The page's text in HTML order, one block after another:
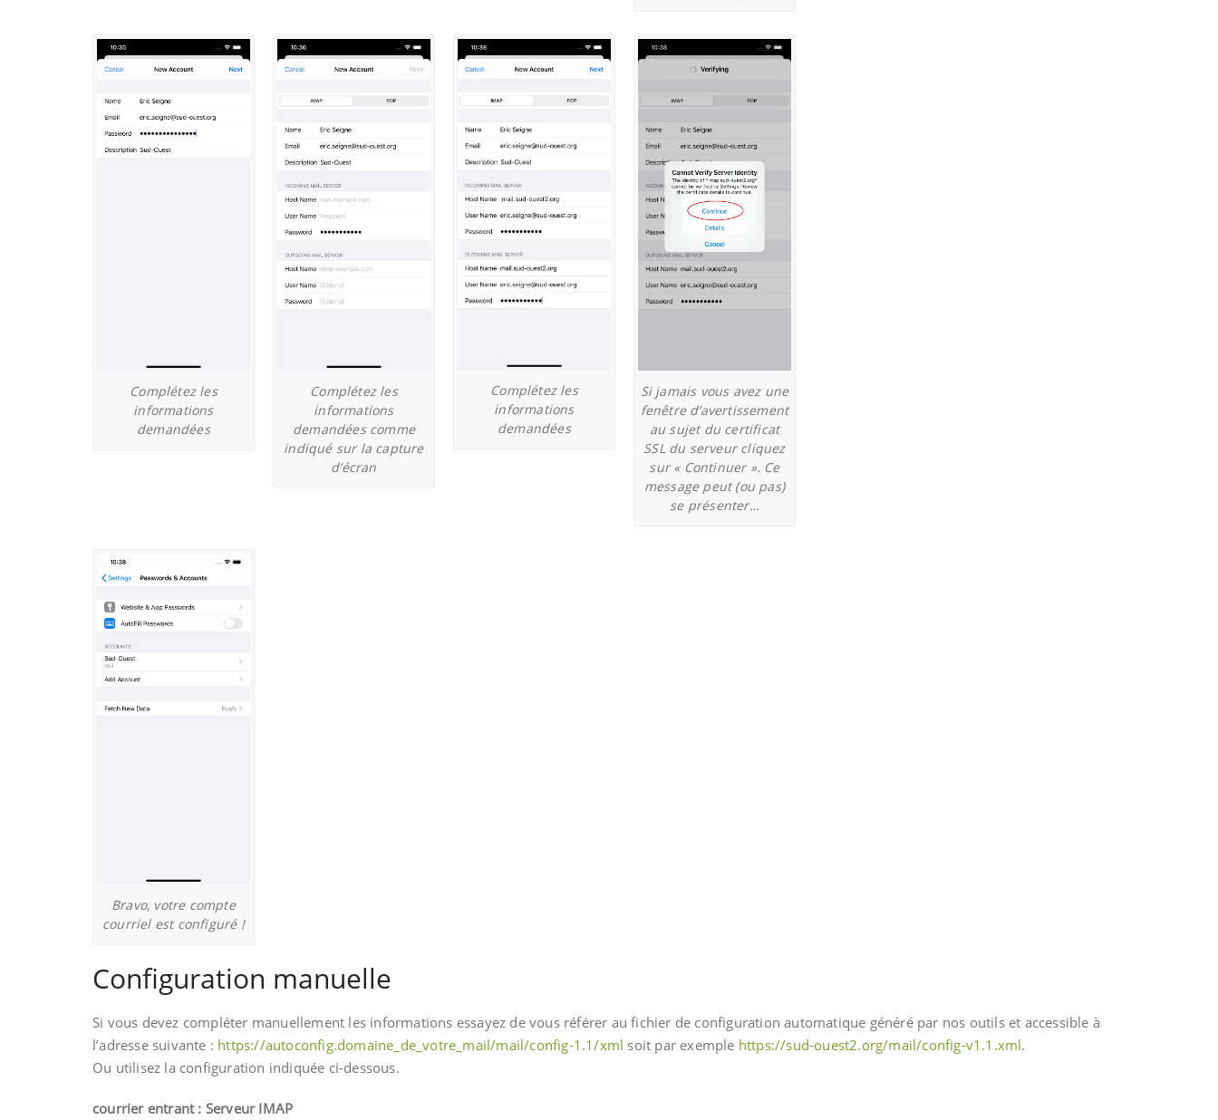
Complétez les
informations
demandées
Complétez les
informations
demandées comme
indiqué sur la capture
d’écran
Complétez les
informations
demandées
Si jamais vous avez une
fenêtre d’avertissement
au sujet du certificat
SSL du serveur cliquez
sur « Continuer ». Ce
message peut (ou pas)
se présenter…
Bravo, votre compte
courriel est configuré !
Configuration manuelle
Si vous devez compléter manuellement les informations essayez de vous référer au fichier de configuration automatique généré par nos outils et accessible à
l’adresse suivante : https://autoconfig.domaine_de_votre_mail/mail/config-1.1/xml soit par exemple https://sud-ouest2.org/mail/config-v1.1.xml.
Ou utilisez la configuration indiquée ci-dessous.
courrier entrant : Serveur IMAP